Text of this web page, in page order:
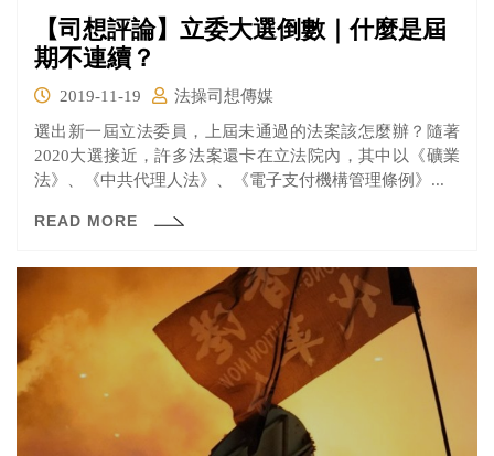
【司想評論】立委大選倒數｜什麼是屆
期不連續？
2019-11-19
法操司想傳媒
選出新一屆立法委員，上屆未通過的法案該怎麼辦？隨著
2020大選接近，許多法案還卡在立法院內，其中以《礦業
法》、《中共代理人法》、《電子支付機構管理條例》...
READ MORE